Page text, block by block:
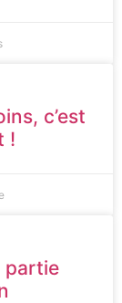
c’est
!
partie